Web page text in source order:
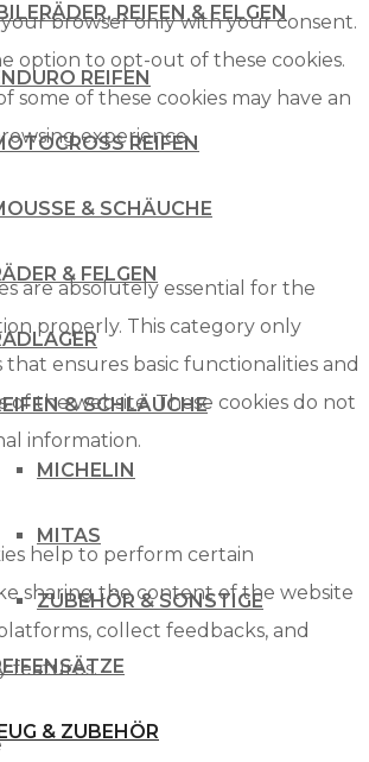
RÄDER, REIFEN & FELGEN
REIFEN
REIFEN
& SCHÄUCHE
& FELGEN
& SCHLÄUCHE
MICHELIN
MITAS
ZUBEHÖR & SONSTIGE
& ZUBEHÖR
browser only with your consent.
option to opt-out of these cookies.
some of these cookies may have an
experience.
are absolutely essential for the
properly. This category only
that ensures basic functionalities and
of the website. These cookies do not
information.
help to perform certain
sharing the content of the website
collect feedbacks, and
features.